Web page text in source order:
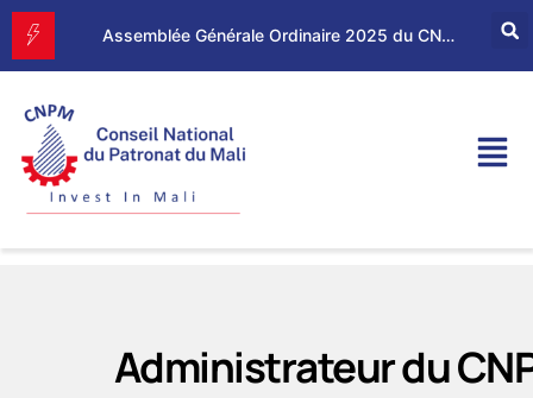
Assemblée Générale Ordinaire 2025 du CNPM
Administrateur du